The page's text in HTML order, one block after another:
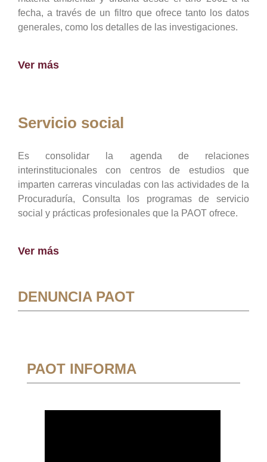
fecha, a través de un filtro que ofrece tanto los datos
generales, como los detalles de las investigaciones.
Ver más
Servicio social
Es consolidar la agenda de relaciones
interinstitucionales con centros de estudios que
imparten carreras vinculadas con las actividades de la
Procuraduría, Consulta los programas de servicio
social y prácticas profesionales que la PAOT ofrece.
Ver más
DENUNCIA PAOT
PAOT INFORMA